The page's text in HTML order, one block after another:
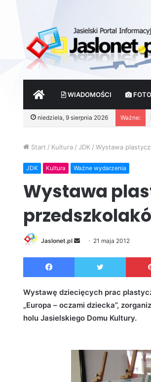
START WIADOMOŚCI
niedziela, 9 sierpnia 2026 Ważne:
Start / Kultura / JDK / Wystawa
JDK Kultura Ważne wydarzenia
Wystawa
Jaslonet.pl
d
l
21 maja 2012
Facebook Twitter
Wystawę dziecięcych prac
„Europa – oczami dziecka”,
holu Jasielskiego Domu Kultury.